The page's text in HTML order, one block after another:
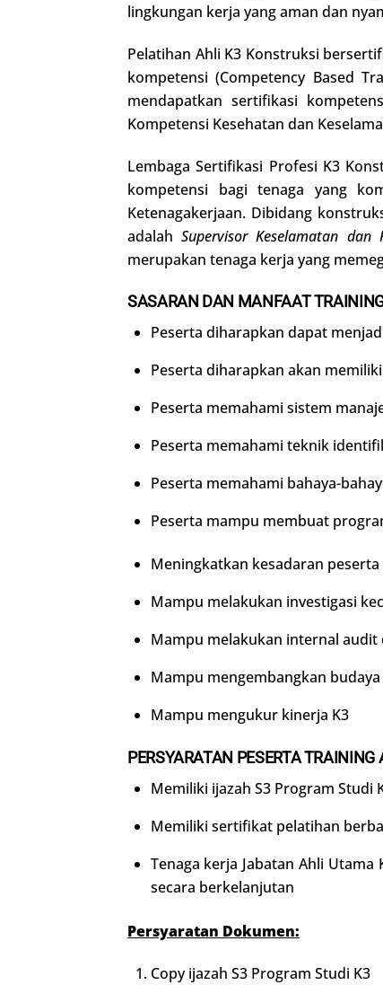
lingkungan kerja yang aman dan
Pelatihan Ahli K3 Konstruksi
kompetensi (Competency Based
mendapatkan sertifikasi
Kompetensi Kesehatan dan
Lembaga Sertifikasi Profesi K3
kompetensi bagi tenaga yang
Ketenagakerjaan. Dibidang
adalahSupervisor Keselamatan dan
merupakan tenaga kerja yang
SASARAN DAN MANFAAT
Peserta diharapkan dapat
Peserta diharapkan akan
Peserta memahami sistem
Peserta memahami teknik
Peserta memahami bahaya-
Peserta mampu membuat
Meningkatkan kesadaran
Mampu melakukan investigasi
Mampu melakukan internal
Mampu mengembangkan
Mampu mengukur kinerja K3
PERSYARATAN PESERTA
Memiliki ijazah S3 Program Studi
Memiliki sertifikat pelatihan
Tenaga kerja Jabatan Ahli
secara berkelanjutan
Persyaratan Dokumen:
Copy ijazah S3 Program Studi K3